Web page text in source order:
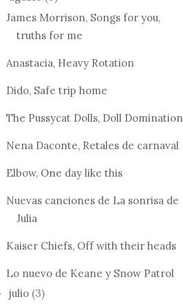
James Morrison, Songs for you,
truths for me
Anastacia, Heavy Rotation
Dido, Safe trip home
The Pussycat Dolls, Doll Domination
Nena Daconte, Retales de carnaval
Elbow, One day like this
Nuevas canciones de La sonrisa de
Julia
Kaiser Chiefs, Off with their heads
Lo nuevo de Keane y Snow Patrol
julio (3)